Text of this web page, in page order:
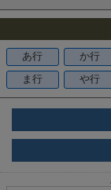
あ行 か行
ま行
や行